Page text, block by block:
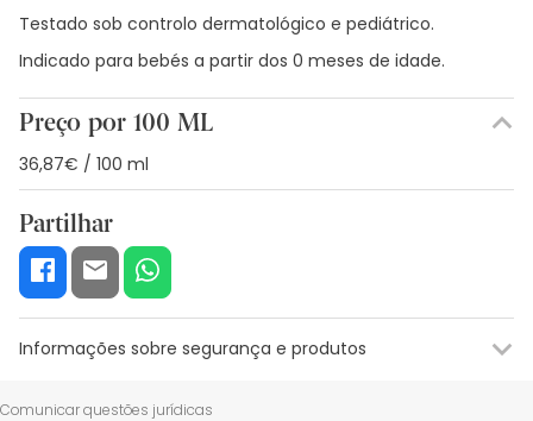
Testado sob controlo dermatológico e pediátrico.
Indicado para bebés a partir dos 0 meses de idade.
Preço por 100 ML
36,87€ / 100 ml
Partilhar
Informações sobre segurança e produtos
Informações sobre o rótulo
Comunicar questões jurídicas